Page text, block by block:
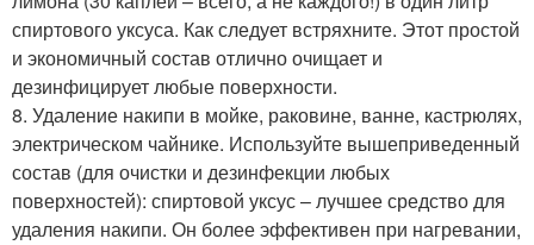
спиртового уксуса. Как следует встряхните. Этот простой
и экономичный состав отлично очищает и
дезинфицирует любые поверхности.
8. Удаление накипи в мойке, раковине, ванне, кастрюлях,
электрическом чайнике. Используйте вышеприведенный
состав (для очистки и дезинфекции любых
поверхностей): спиртовой уксус – лучшее средство для
удаления накипи. Он более эффективен при нагревании,